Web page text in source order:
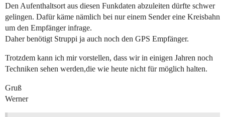
Den Aufenthaltsort aus diesen Funkdaten abzuleiten dürfte schwer
gelingen. Dafür käme nämlich bei nur einem Sender eine Kreisbahn
um den Empfänger infrage.
Daher benötigt Struppi ja auch noch den GPS Empfänger.
Trotzdem kann ich mir vorstellen, dass wir in einigen Jahren noch
Techniken sehen werden,die wie heute nicht für möglich halten.
Gruß
Werner